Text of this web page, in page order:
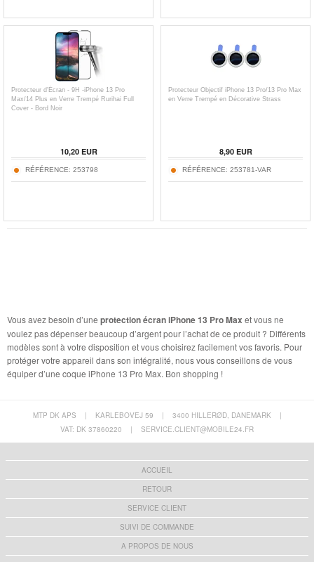
Protecteur d'Écran - 9H -iPhone 13 Pro
Max/14 Plus en Verre Trempé Rurihai Full
Cover - Bord Noir
10,20EUR
RÉFÉRENCE: 253798
Protecteur Objectif iPhone 13 Pro/13 Pro Max
en Verre Trempé en Décorative Strass
8,90EUR
RÉFÉRENCE: 253781-VAR
Vous avez besoin d’une protection écran iPhone 13 Pro Max et vous ne
voulez pas dépenser beaucoup d’argent pour l’achat de ce produit ? Différents
modèles sont à votre disposition et vous choisirez facilement vos favoris. Pour
protéger votre appareil dans son intégralité, nous vous conseillons de vous
équiper d’une coque iPhone 13 Pro Max. Bon shopping !
MTP DK APS | KARLEBOVEJ 59 | 3400 HILLERØD, DANEMARK
|
VAT: DK 37860220
| SERVICE.CLIENT@MOBILE24.FR
ACCUEIL
RETOUR
SERVICE CLIENT
SUIVI DE COMMANDE
A PROPOS DE NOUS